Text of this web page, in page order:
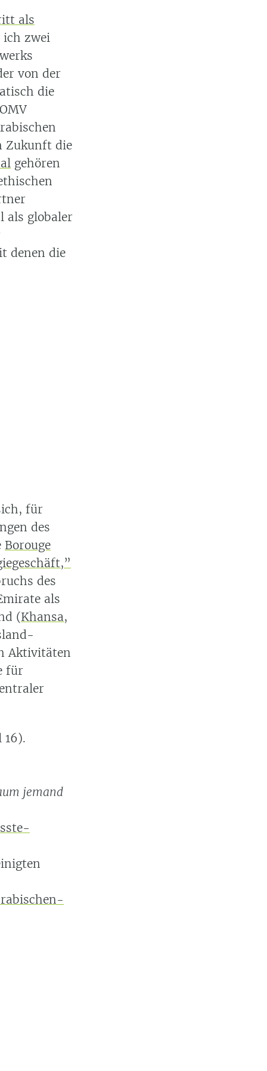
als
ich zwei
von der
die
Zukunft die
gehören
als globaler
denen die
für
des
Borouge
des
als
(Khansa,
Aktivitäten
für
16).
jemand